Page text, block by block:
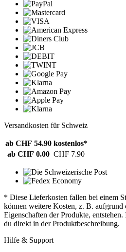
Versandkosten für Schweiz
ab CHF 54.90 kostenlos*
ab CHF 0.00 CHF 7.90
* Diese Lieferkosten fallen bei einem
können weitere Kosten, z. B. aufgrund
Eigenschaften der Produkte,
du direkt in der Produktbeschreibung.
Hilfe & Support